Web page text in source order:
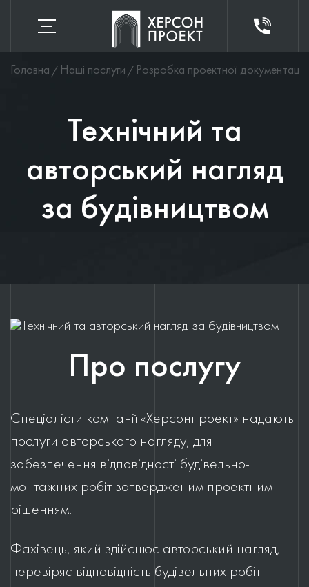
Головна Наші послуги Розробка проектної документації
Технічний та
авторський нагляд
за будівництвом
Про послугу
Спеціалісти компанії «Херсонпроект» надають
послуги авторського нагляду, для
забезпечення відповідності будівельно-
монтажних робіт затвердженим проектним
рішенням.
Фахівець, який здійснює авторський нагляд,
перевіряє відповідність будівельних робіт